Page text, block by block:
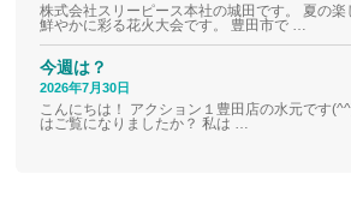
株式会社スリーピース本社の城田です。 夏の
鮮やかに彩る花火大会です。 豊田市で …
今週は？
2026年7月30日
こんにちは！ アクション１豊田店の水元です
はご覧になりましたか？ 私は …